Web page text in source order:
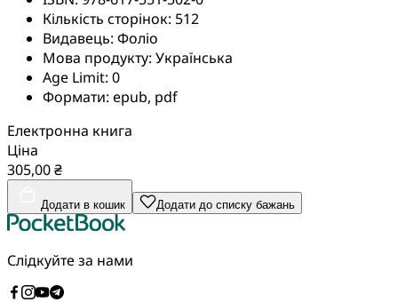
Кількість сторінок: 512
Видавець: Фоліо
Мова продукту: Українська
Age Limit: 0
Формати: epub, pdf
Електронна книга
Ціна
305,00 ₴
Додати в кошик Додати до списку бажань
Слідкуйте за нами